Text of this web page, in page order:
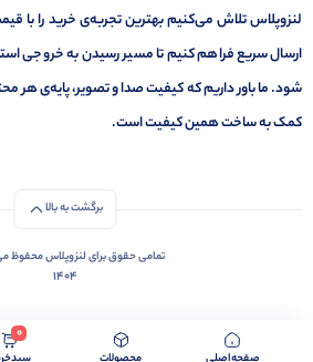
لنزوپلاس تلاش می‌کنیم بهترین تجربه‌ی خرید را با
ارسال سریع فراهم کنیم تا مسیر رسیدن به خروجی
شود. ما باور داریم که کیفیت صدا و تصویر، پایه‌ی هر
کمک به ساخت همین کیفیت است.
برگشت به بالا
تمامی حقوق برای لنزوپلاس محفوظ
1404
0